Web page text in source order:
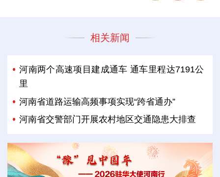
相关新闻
河南两个高速项目建成通车 通车里程达7191公
里
河南省道路运输高频事项实现“跨省通办”
河南省交警部门开展农村地区交通隐患大排查